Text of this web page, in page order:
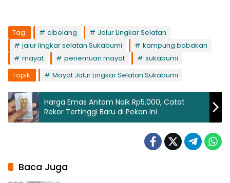
Tag: cibolang
Jalur Lingkar Selatan
jalur lingkar selatan Sukabumi
kampung babakan
mayat
penemuan mayat
sukabumi
Topik:
Mayat Jalur Lingkar Selatan Sukabumi
Harga Emas Antam Naik Rp5.000, Catat
Rekor Tertinggi Baru di Pekan Ini
Baca Juga